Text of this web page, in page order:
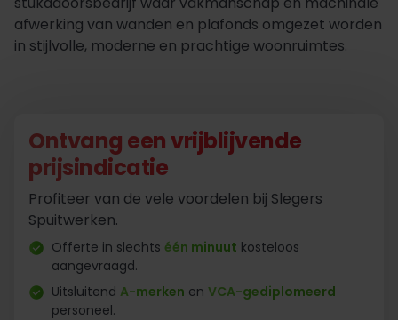
afwerking van wanden en plafonds omgezet worden
in stijlvolle, moderne en prachtige woonruimtes.
Ontvang een vrijblijvende
prijsindicatie
Profiteer van de vele voordelen bij Slegers
Spuitwerken.
Offerte in slechts één minuut kosteloos
aangevraagd.
Uitsluitend A-merken en VCA-gediplomeerd
personeel.